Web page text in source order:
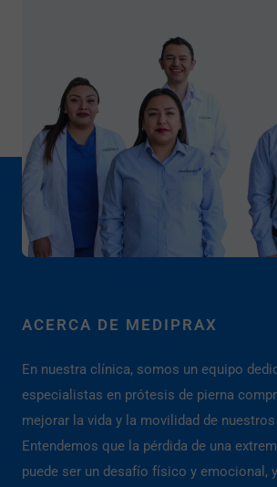
ACERCA DE MEDIPRAX
En nuestra clínica, somos un equipo
especialistas en prótesis de pierna
mejorar la vida y la movilidad de
Entendemos que la pérdida de una
puede ser un desafío físico y emocional,